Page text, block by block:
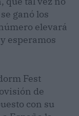
ganó los
elevará
esperamos
Fest
de
con su